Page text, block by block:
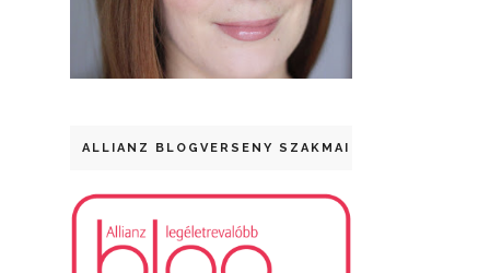
ALLIANZ BLOGVERSENY SZAKMAI DÍJ